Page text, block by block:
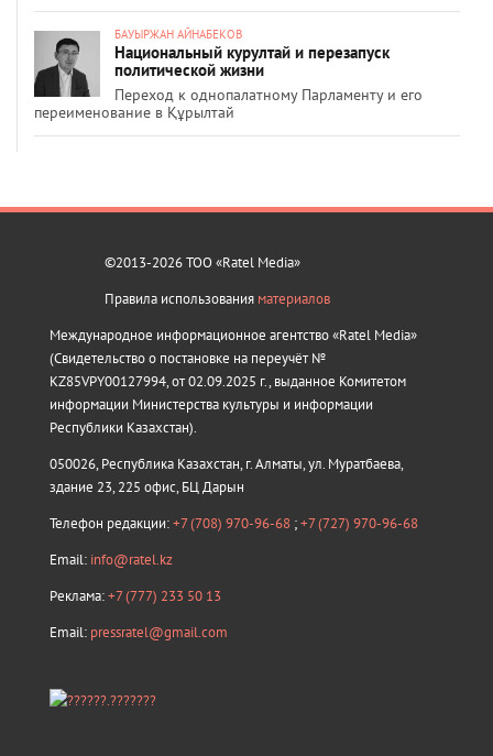
БАУЫРЖАН АЙНАБЕКОВ
Национальный курултай и перезапуск
политической жизни
Переход к однопалатному Парламенту и его
переименование в Құрылтай
©2013-2026 ТОО «Ratel Media»
Правила использования материалов
Международное информационное агентство «Ratel Media»
(Свидетельство о постановке на переучёт №
KZ85VPY00127994, от 02.09.2025 г., выданное Комитетом
информации Министерства культуры и информации
Республики Казахстан).
050026, Республика Казахстан, г. Алматы, ул. Муратбаева,
здание 23, 225 офис, БЦ Дарын
Телефон редакции:+7 (708) 970-96-68 ;+7 (727) 970-96-68
Email: info@ratel.kz
Реклама:+7 (777) 233 50 13
Email: pressratel@gmail.com